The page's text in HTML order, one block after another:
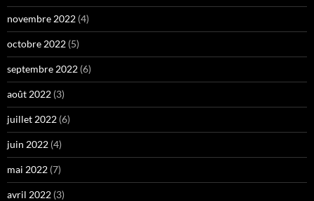
novembre 2022 (4)
octobre 2022 (5)
septembre 2022 (6)
août 2022 (3)
juillet 2022 (6)
juin 2022 (4)
mai 2022 (7)
avril 2022 (3)